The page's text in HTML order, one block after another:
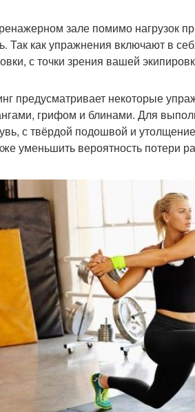
зале помимо нагрузок
Так как упражнения включают в
с точки зрения вашей
предусматривает некоторые
грифом и блинами. Для
с твёрдой подошвой и
уменьшить вероятность